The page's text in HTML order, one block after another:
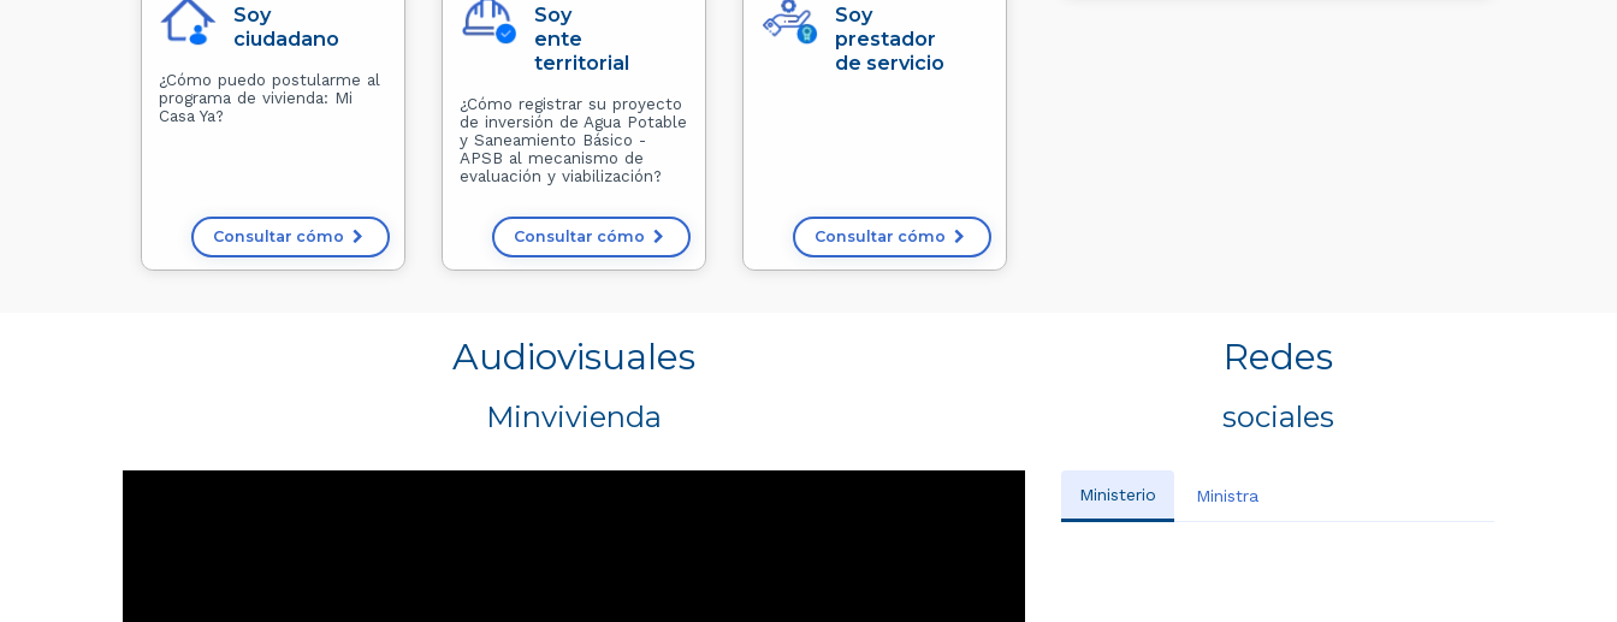
Soy
ciudadano
¿Cómo puedo postularme al
programa de vivienda: Mi
Casa Ya?
Consultar cómo
Soy
ente
territorial
¿Cómo registrar su proyecto
de inversión de Agua Potable
y Saneamiento Básico -
APSB al mecanismo de
evaluación y viabilización?
Consultar cómo
Soy
prestador
de servicio
Consultar cómo
Audiovisuales
Minvivienda
Redes
sociales
Ministerio Ministra